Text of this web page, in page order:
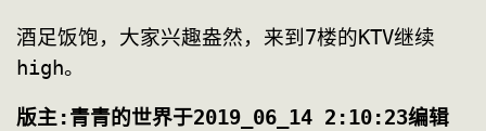
酒足饭饱，大家兴趣盎然，来到7楼的KTV继续
high。
版主:青青的世界于2019_06_14 2:10:23编辑